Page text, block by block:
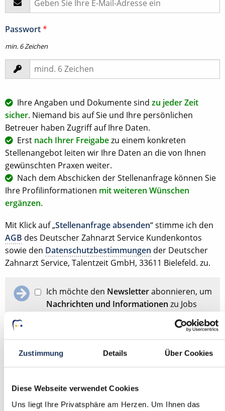
Zustimmung Details Über Cookies
Diese Webseite verwendet Cookies
Uns liegt Ihre Privatsphäre am Herzen. Um Ihnen das
Passwort*
min. 6 Zeichen
Ihre Angaben und Dokumente sind zu jeder Zeit
sicher. Niemand bis auf Sie und Ihre persönlichen
Betreuer haben Zugriff auf Ihre Daten.
Erst nach Ihrer Freigabezu einem konkreten
Stellenangebot leiten wir Ihre Daten an die von Ihnen
gewünschten Praxen weiter.
Nach dem Abschicken der Stellenanfrage können Sie
Ihre Profilinformationen mit weiteren Wünschen
ergänzen.
Mit Klick auf „Stellenanfrage absenden“ stimme ich den
AGB des Deutscher Zahnarzt Service Kundenkontos
sowie den Datenschutzbestimmungen der Deutscher
Zahnarzt Service, Talentzeit GmbH, 33611 Bielefeld. zu.
Ich möchte den Newsletterabonnieren, um
Nachrichten und Informationen zu Jobs
und der Karriere in der Zahnarztpraxis zu
Datenschutzerklärunggelesen und bin mit
ihr einverstanden.
Stellenanfrage absenden